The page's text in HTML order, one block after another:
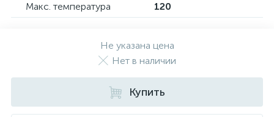
Макс. температура
120
Не указана цена
Нет в наличии
Купить